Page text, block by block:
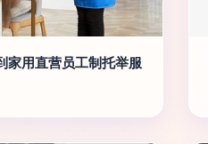
家用直营员工制托举服